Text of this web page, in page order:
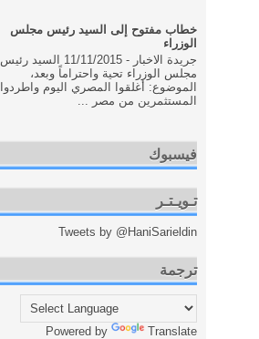
خطاب مفتوح إلى السيد رئيس مجلس
الوزراء
جريدة الاخبار - 11/11/2015 السيد رئيس
مجلس الوزراء تحية واحتراماً وبعد،
الموضوع: أغلقوا المصري اليوم واطردوا
المستثمرين من مصر ...
فيسبوك
تـويـتـر
Tweets by @HaniSarieldin
ترجمة
Powered by Translate